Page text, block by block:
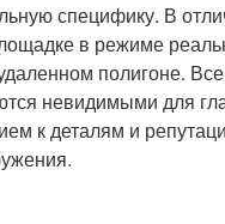
специфику. В
в режиме
полигоне.
невидимыми для
к деталям и